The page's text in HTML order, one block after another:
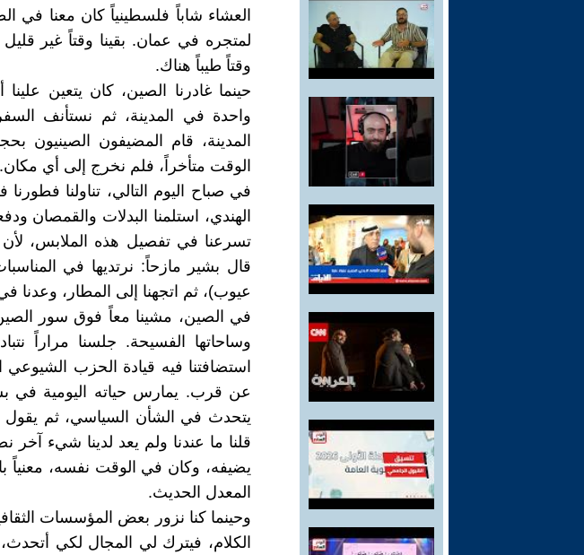
العشاء شاباً فلسطينياً كان معنا في
لمتجره في عمان. بقينا وقتاً غير
وقتاً طيباً هناك.
حينما غادرنا الصين، كان يتعين
واحدة في المدينة، ثم نستأنف
المدينة، قام المضيفون الصينيون
الوقت متأخراً، فلم نخرج إلى أي مكان.
في صباح اليوم التالي، تناولنا
الهندي، استلمنا البدلات والقمصان
تسرعنا في تفصيل هذه الملابس،
قال بشير مازحاً: نرتديها في
عيوب)، ثم اتجهنا إلى المطار، وعدنا
في الصين، مشينا معاً فوق سور
وساحاتها الفسيحة. جلسنا مراراً
استضافتنا فيه قيادة الحزب
عن قرب. يمارس حياته اليومية في
يتحدث في الشأن السياسي، ثم
قلنا ما عندنا ولم يعد لدينا شيء آخر
يضيفه، وكان في الوقت نفسه، معنياً
المعدل الحديث.
وحينما كنا نزور بعض المؤسسات
الكلام، فيترك لي المجال لكي